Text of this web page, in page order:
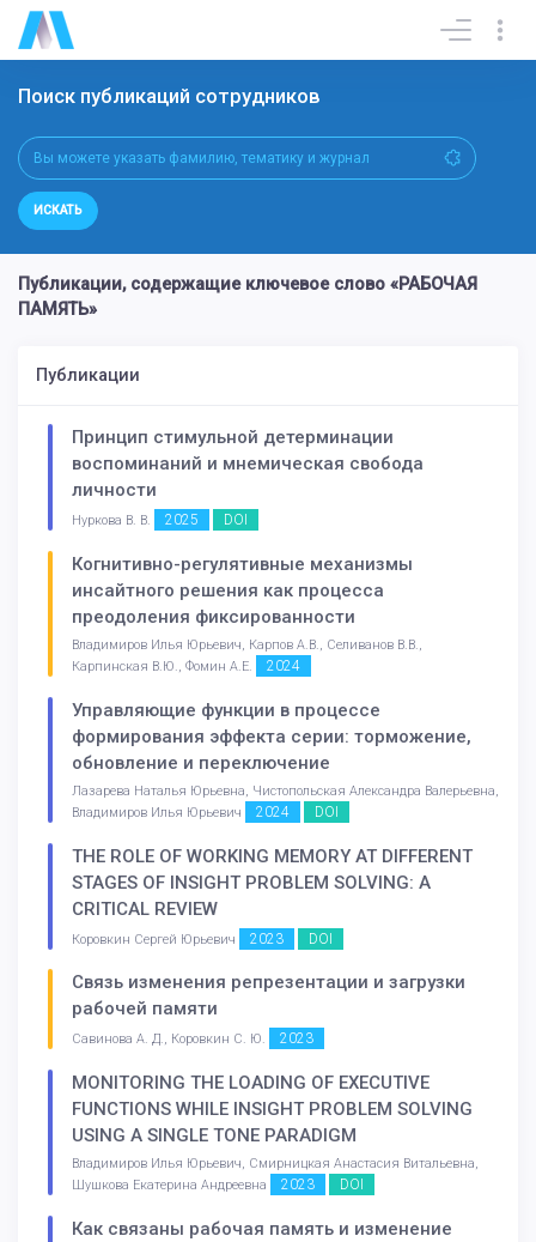
Поиск публикаций сотрудников
ИСКАТЬ
Публикации, содержащие ключевое слово «РАБОЧАЯ
ПАМЯТЬ»
Публикации
Принцип стимульной детерминации
воспоминаний и мнемическая свобода
личности
Нуркова В. В. 2025 DOI
Когнитивно-регулятивные механизмы
инсайтного решения как процесса
преодоления фиксированности
Владимиров Илья Юрьевич, Карпов А.В., Селиванов В.В.,
Карпинская В.Ю., Фомин А.Е.
2024
Управляющие функции в процессе
формирования эффекта серии: торможение,
обновление и переключение
Лазарева Наталья Юрьевна, Чистопольская Александра Валерьевна,
Владимиров Илья Юрьевич
2024 DOI
THE ROLE OF WORKING MEMORY AT DIFFERENT
STAGES OF INSIGHT PROBLEM SOLVING: A
CRITICAL REVIEW
Коровкин Сергей Юрьевич 2023 DOI
Связь изменения репрезентации и загрузки
рабочей памяти
Савинова А. Д., Коровкин С. Ю. 2023
MONITORING THE LOADING OF EXECUTIVE
FUNCTIONS WHILE INSIGHT PROBLEM SOLVING
USING A SINGLE TONE PARADIGM
Владимиров Илья Юрьевич, Смирницкая Анастасия Витальевна,
Шушкова Екатерина Андреевна
2023 DOI
Как связаны рабочая память и изменение